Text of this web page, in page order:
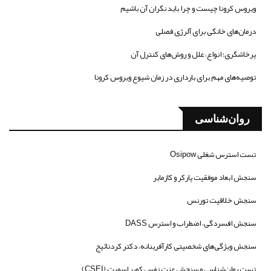
ویروس کرونا چیست و چرا باید نگران آن باشیم
درمان‌های خانگی برای آلرژی فصلی
پرخاشگری؛ انواع، علل و روش‌های کنترل آن
توصیه‌های مهم برای بارداری در زمان شیوع ویروس کرونا
روان‌شناسی
تست استرس شغلی Osipow
سنجش ابعاد موفقیت پارکر و کازمایر
سنجش خلاقیت تورنس
سنجش افسردگی، اضطراب و استرس DASS
سنجش ویژگی‌های شخصیتی کارآفرینانه، دکتر کردنائیج